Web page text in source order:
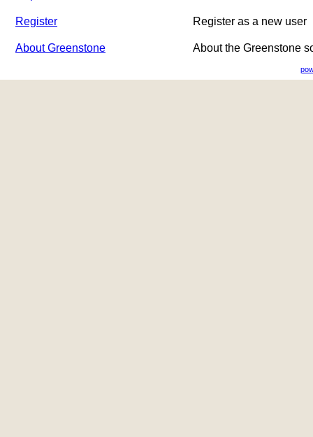
Register Register as a new user
About Greenstone About the Greenstone